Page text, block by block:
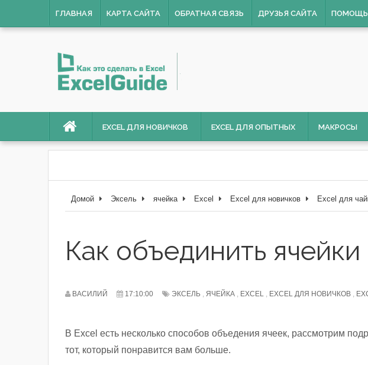
ГЛАВНАЯ КАРТА САЙТА ОБРАТНАЯ СВЯЗЬ ДРУЗЬЯ САЙТА ПОМОЩЬ
EXCEL ДЛЯ НОВИЧКОВ EXCEL ДЛЯ ОПЫТНЫХ МАКРОСЫ
Домой Эксель ячейка Excel Excel для новичков Excel для
Как объединить
ВАСИЛИЙ 17:10:00 ЭКСЕЛЬ , ЯЧЕЙКА , EXCEL , EXCEL ДЛЯ НОВИЧКОВ ,
В Excel есть несколько способов объедения ячеек, рассмотрим
тот, который понравится вам больше.